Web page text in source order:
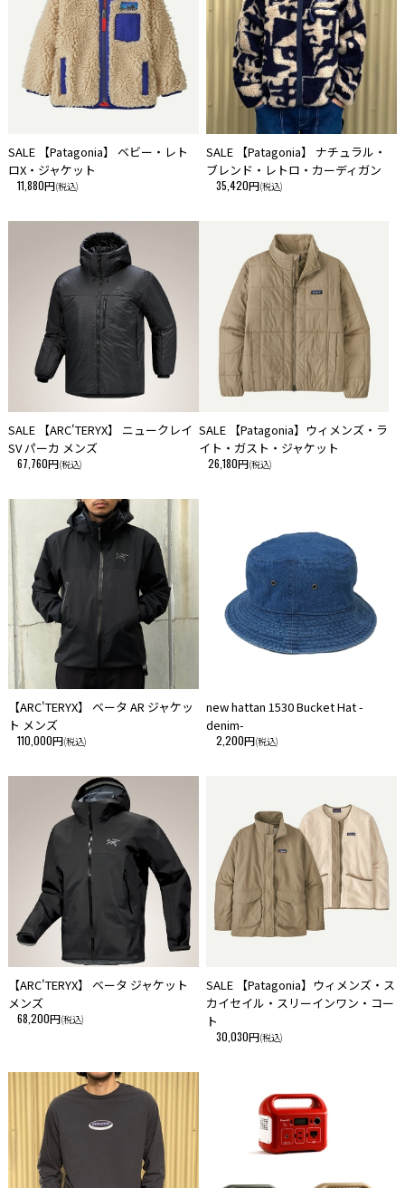
【素材】
斧頭 ：1045炭素鋼
ハンドル：アッシュ（タモ）
【生産国】
【付属品】
・ラバーサック付き
・ご使用の端末により、実物とは多少色合い等が異なって見える場合がご
ざいますことを予めご了承下さい。
・海外製品における、屋外での使用を目的とした商品に関しまして、多少
の擦れ・欠け・傷は許容範囲内として製造・流通されていることが多いよ
うです。
う、お願い申しあげます。
・当サイトに掲載している商品は、実店舗でも同時に販売しております。
しまう場合がございます。
今後の入荷予定を確認して入荷が困難な場合は、誠に勝手ながらご注文の
キャンセルさせて頂きます。
在庫管理は、できる限りリアルタイムな更新を心がけておりますが、万一
欠品の際はご了承下さい。
SALE 【Patagonia】 ベビー・レト
ロX・ジャケット
11,880円(税込)
SALE 【Patagonia】 ナチュラル・
ブレンド・レトロ・カーディガン
35,420円(税込)
SALE 【ARC'TERYX】 ニュークレイ
SV パーカ メンズ
67,760円(税込)
SALE 【Patagonia】ウィメンズ・ラ
イト・ガスト・ジャケット
26,180円(税込)
【ARC'TERYX】 ベータ AR ジャケッ
ト メンズ
110,000円(税込)
new hattan 1530 Bucket Hat -
denim-
2,200円(税込)
【ARC'TERYX】 ベータ ジャケット
メンズ
68,200円(税込)
SALE 【Patagonia】ウィメンズ・ス
カイセイル・スリーインワン・コー
ト
30,030円(税込)